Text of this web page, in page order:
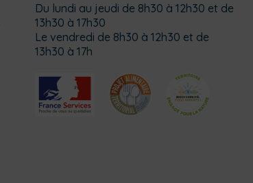
Du lundi au jeudi de 8h30 à 12h30 et de
13h30 à 17h30
Le vendredi de 8h30 à 12h30 et de
13h30 à 17h